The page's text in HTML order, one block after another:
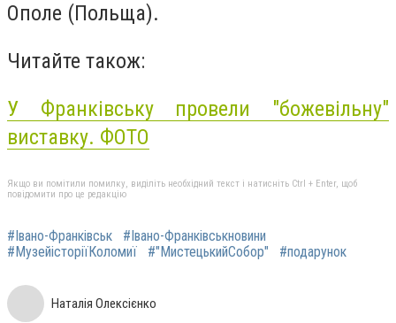
Ополе (Польща).
Читайте також:
У Франківську провели "божевільну"
виставку. ФОТО
Якщо ви помітили помилку, виділіть необхідний текст і натисніть Ctrl + Enter, щоб
повідомити про це редакцію
#Івано-Франківськ
#Івано-Франківськновини
#МузейісторіїКоломиї
#"МистецькийСобор" #подарунок
Наталія Олексієнко